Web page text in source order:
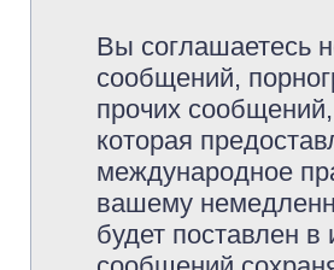
Вы соглашаетесь
сообщений,
прочих
которая
международное
вашему
будет поставлен